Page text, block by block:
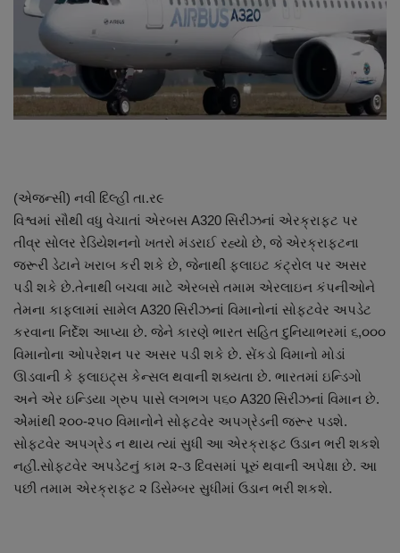
About Author
Contact
Dipotsav Special
રાષ્ટ્રીય
ગુજરાત
જુનાગઢ
Support US
બજારના સમાચાર
નાણાંકીય સમાચાર
સ્થાનિક સમાચાર
(એજન્સી) નવી દિલ્હી તા.ર૯
વિશ્વમાં સૌથી વધુ વેચાતાં એરબસ A320 સિરીઝનાં એરક્રાફ્ટ પર
તીવ્ર સોલર રેડિયેશનનો ખતરો મંડરાઈ રહ્યો છે, જે એરક્રાફ્ટના
જરૂરી ડેટાને ખરાબ કરી શકે છે, જેનાથી ફ્લાઇટ કંટ્રોલ પર અસર
પડી શકે છે.તેનાથી બચવા માટે એરબસે તમામ એરલાઇન કંપનીઓને
તેમના કાફલામાં સામેલ A320 સિરીઝનાં વિમાનોનાં સોફ્ટવેર અપડેટ
કરવાના નિર્દેશ આપ્યા છે. જેને કારણે ભારત સહિત દુનિયાભરમાં ૬,૦૦૦
વિમાનોના ઓપરેશન પર અસર પડી શકે છે. સેંકડો વિમાનો મોડાં
ઊડવાની કે ફ્લાઇટ્સ કેન્સલ થવાની શક્યતા છે. ભારતમાં ઇન્ડિગો
અને એર ઇન્ડિયા ગ્રુપ પાસે લગભગ ૫૬૦ A320 સિરીઝનાં વિમાન છે.
એેમાંથી ૨૦૦-૨૫૦ વિમાનોને સોફ્ટવેર અપગ્રેડની જરૂર પડશે.
સોફ્ટવેર અપગ્રેડ ન થાય ત્યાં સુધી આ એરક્રાફ્ટ ઉડાન ભરી શકશે
નહીં.સોફ્ટવેર અપડેટનું કામ ૨-૩ દિવસમાં પૂરું થવાની અપેક્ષા છે. આ
પછી તમામ એરક્રાફ્ટ ૨ ડિસેમ્બર સુધીમાં ઉડાન ભરી શકશે.